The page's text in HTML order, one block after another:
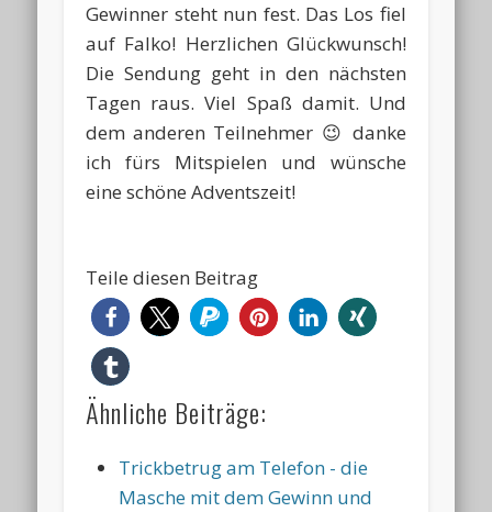
Gewinner steht nun fest. Das Los fiel
auf Falko! Herzlichen Glückwunsch!
Die Sendung geht in den nächsten
Tagen raus. Viel Spaß damit. Und
dem anderen Teilnehmer 😉 danke
ich fürs Mitspielen und wünsche
eine schöne Adventszeit!
Teile diesen Beitrag
Ähnliche Beiträge:
Trickbetrug am Telefon - die
Masche mit dem Gewinn und